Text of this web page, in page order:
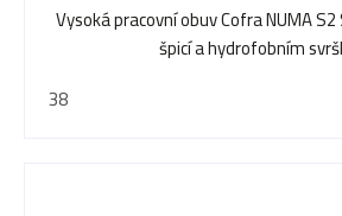
Vysoká pracovní obuv Cofra NUMA
špicí a hydrofobním
38